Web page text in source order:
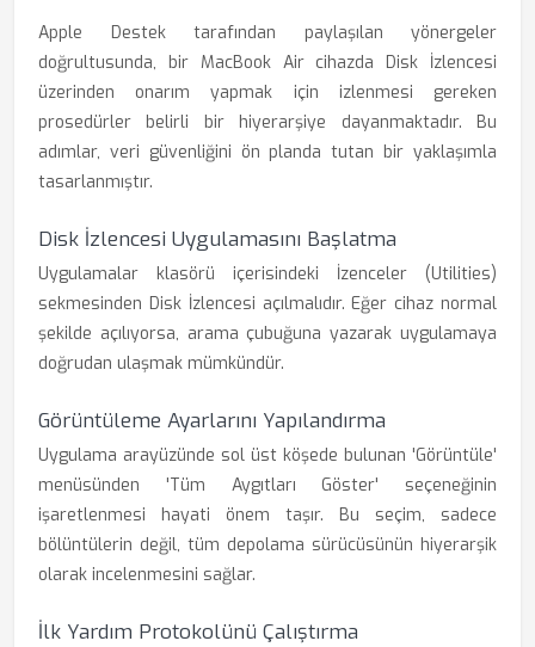
Apple Destek tarafından paylaşılan yönergeler
doğrultusunda, bir MacBook Air cihazda Disk İzlencesi
üzerinden onarım yapmak için izlenmesi gereken
prosedürler belirli bir hiyerarşiye dayanmaktadır. Bu
adımlar, veri güvenliğini ön planda tutan bir yaklaşımla
tasarlanmıştır.
Disk İzlencesi Uygulamasını Başlatma
Uygulamalar klasörü içerisindeki İzenceler (Utilities)
sekmesinden Disk İzlencesi açılmalıdır. Eğer cihaz normal
şekilde açılıyorsa, arama çubuğuna yazarak uygulamaya
doğrudan ulaşmak mümkündür.
Görüntüleme Ayarlarını Yapılandırma
Uygulama arayüzünde sol üst köşede bulunan 'Görüntüle'
menüsünden 'Tüm Aygıtları Göster' seçeneğinin
işaretlenmesi hayati önem taşır. Bu seçim, sadece
bölüntülerin değil, tüm depolama sürücüsünün hiyerarşik
olarak incelenmesini sağlar.
İlk Yardım Protokolünü Çalıştırma